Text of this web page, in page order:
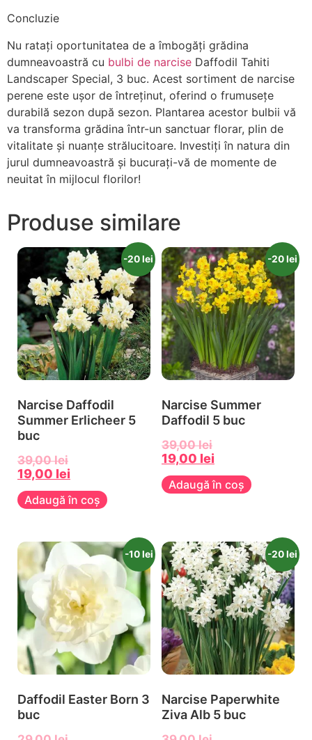
Concluzie
Nu ratați oportunitatea de a îmbogăți grădina
dumneavoastră cu bulbi de narcise Daffodil Tahiti
Landscaper Special, 3 buc. Acest sortiment de narcise
perene este ușor de întreținut, oferind o frumusețe
durabilă sezon după sezon. Plantarea acestor bulbii vă
va transforma grădina într-un sanctuar florar, plin de
vitalitate și nuanțe strălucitoare. Investiți în natura din
jurul dumneavoastră și bucurați-vă de momente de
neuitat în mijlocul florilor!
Produse similare
-20 lei
Narcise Daffodil
Summer Erlicheer 5
buc
39,00lei
19,00 lei
Adaugă în coș
-20 lei
Narcise Summer
Daffodil 5 buc
39,00lei
19,00 lei
Adaugă în coș
-10 lei
Daffodil Easter Born 3
buc
-20 lei
Narcise Paperwhite
Ziva Alb 5 buc